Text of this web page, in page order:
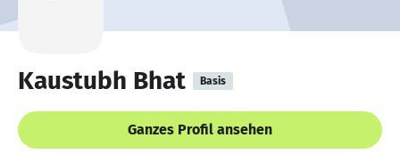
Kaustubh Bhat Basis
Ganzes Profil ansehen